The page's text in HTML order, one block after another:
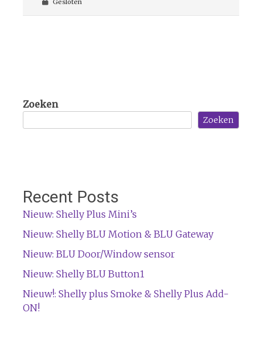
Zoeken
Zoeken
Recent Posts
Nieuw: Shelly Plus Mini’s
Nieuw: Shelly BLU Motion & BLU Gateway
Nieuw: BLU Door/Window sensor
Nieuw: Shelly BLU Button1
Nieuw!: Shelly plus Smoke & Shelly Plus Add-
ON!